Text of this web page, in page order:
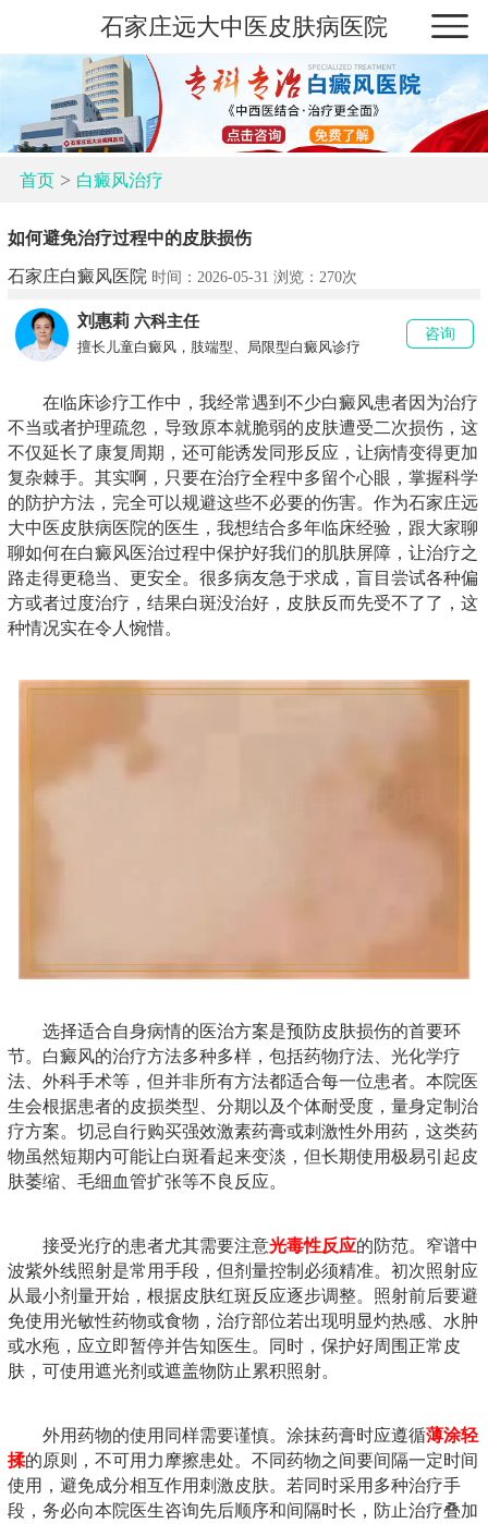
石家庄远大中医皮肤病医院
首页> 白癜风治疗
如何避免治疗过程中的皮肤损伤
石家庄白癜风医院 时间：2026-05-31 浏览： 270次
刘惠莉 六科主任
擅长儿童白癜风，肢端型、局限型白癜风诊疗
咨询
在临床诊疗工作中，我经常遇到不少白癜风患者因为治疗
不当或者护理疏忽，导致原本就脆弱的皮肤遭受二次损伤，这
不仅延长了康复周期，还可能诱发同形反应，让病情变得更加
复杂棘手。其实啊，只要在治疗全程中多留个心眼，掌握科学
的防护方法，完全可以规避这些不必要的伤害。作为石家庄远
大中医皮肤病医院的医生，我想结合多年临床经验，跟大家聊
聊如何在白癜风医治过程中保护好我们的肌肤屏障，让治疗之
路走得更稳当、更安全。很多病友急于求成，盲目尝试各种偏
方或者过度治疗，结果白斑没治好，皮肤反而先受不了了，这
种情况实在令人惋惜。
选择适合自身病情的医治方案是预防皮肤损伤的首要环
节。白癜风的治疗方法多种多样，包括药物疗法、光化学疗
法、外科手术等，但并非所有方法都适合每一位患者。本院医
生会根据患者的皮损类型、分期以及个体耐受度，量身定制治
疗方案。切忌自行购买强效激素药膏或刺激性外用药，这类药
物虽然短期内可能让白斑看起来变淡，但长期使用极易引起皮
肤萎缩、毛细血管扩张等不良反应。
接受光疗的患者尤其需要注意光毒性反应的防范。窄谱中
波紫外线照射是常用手段，但剂量控制必须精准。初次照射应
从最小剂量开始，根据皮肤红斑反应逐步调整。照射前后要避
免使用光敏性药物或食物，治疗部位若出现明显灼热感、水肿
或水疱，应立即暂停并告知医生。同时，保护好周围正常皮
肤，可使用遮光剂或遮盖物防止累积照射。
外用药物的使用同样需要谨慎。涂抹药膏时应遵循薄涂轻
揉的原则，不可用力摩擦患处。不同药物之间要间隔一定时间
使用，避免成分相互作用刺激皮肤。若同时采用多种治疗手
段，务必向本院医生咨询先后顺序和间隔时长，防止治疗叠加